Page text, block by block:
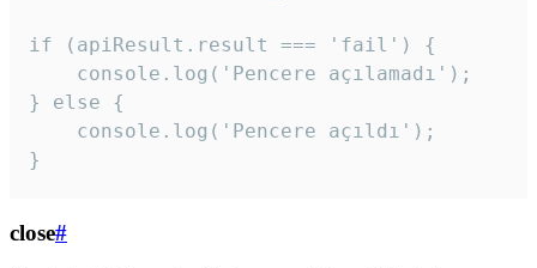
if (apiResult.result === 'fail') {
    console.log('Pencere açılamadı');
} else {
    console.log('Pencere açıldı');
}
close#